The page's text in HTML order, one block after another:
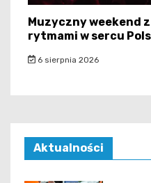
Muzyczny weekend
rytmami w sercu
6 sierpnia 2026
Aktualności